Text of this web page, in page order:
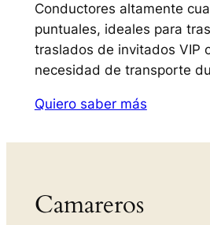
Conductores altamente
puntuales, ideales para
traslados de invitados VIP
necesidad de transporte
Quiero saber más
Camareros